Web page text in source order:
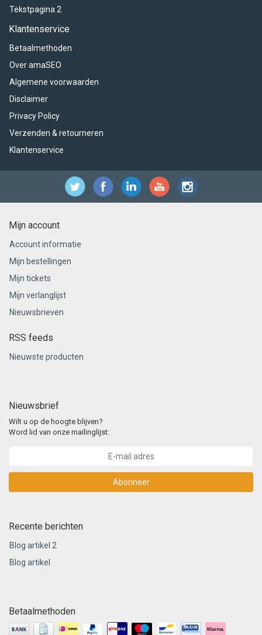
Tekstpagina 2
Klantenservice
Betaalmethoden
Over amaSEO
Algemene voorwaarden
Disclaimer
Privacy Policy
Verzenden & retourneren
Klantenservice
Mijn account
Account informatie
Mijn bestellingen
Mijn tickets
Mijn verlanglijst
Nieuwsbrieven
RSS feeds
Nieuwste producten
Nieuwsbrief
Wilt u op de hoogte blijven?
Word lid van onze mailinglijst:
Abonneer
Recente berichten
Blog artikel 2
Blog artikel
Betaalmethoden